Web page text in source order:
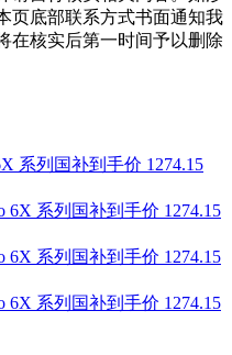
页底部联系方式书面通知我
在核实后第一时间予以删除
系列国补到手价 1274.15